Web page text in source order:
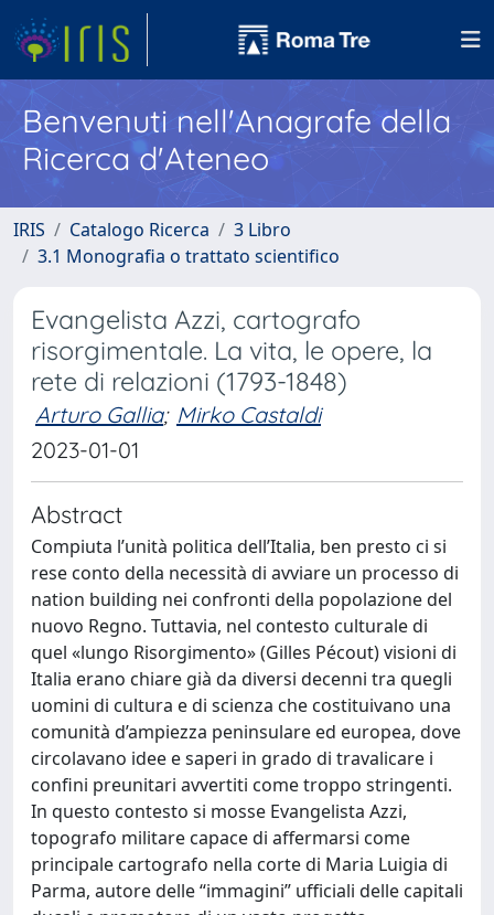
Benvenuti nell'Anagrafe della
Ricerca d'Ateneo
IRIS Catalogo Ricerca
3 Libro
3.1 Monografia o trattato scientifico
Evangelista Azzi, cartografo
risorgimentale. La vita, le opere, la
rete di relazioni (1793-1848)
Arturo Gallia; Mirko Castaldi
2023-01-01
Abstract
Compiuta l’unità politica dell’Italia, ben presto ci si
rese conto della necessità di avviare un processo di
nation building nei confronti della popolazione del
nuovo Regno. Tuttavia, nel contesto culturale di
quel «lungo Risorgimento» (Gilles Pécout) visioni di
Italia erano chiare già da diversi decenni tra quegli
uomini di cultura e di scienza che costituivano una
comunità d’ampiezza peninsulare ed europea, dove
circolavano idee e saperi in grado di travalicare i
confini preunitari avvertiti come troppo stringenti.
In questo contesto si mosse Evangelista Azzi,
topografo militare capace di affermarsi come
principale cartografo nella corte di Maria Luigia di
Parma, autore delle “immagini” ufficiali delle capitali